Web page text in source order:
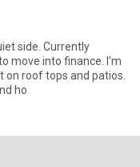
into finance. I'm
ho